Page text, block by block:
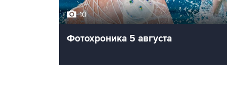
10
Фотохроника 5 августа